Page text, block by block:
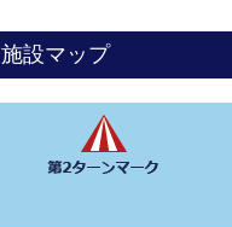
施設マップ